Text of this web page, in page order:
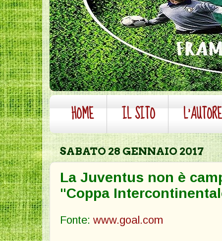
HOME IL SITO L'AUTORE
SABATO 28 GENNAIO 2017
La Juventus non è
"Coppa
Fonte: www.goal.com